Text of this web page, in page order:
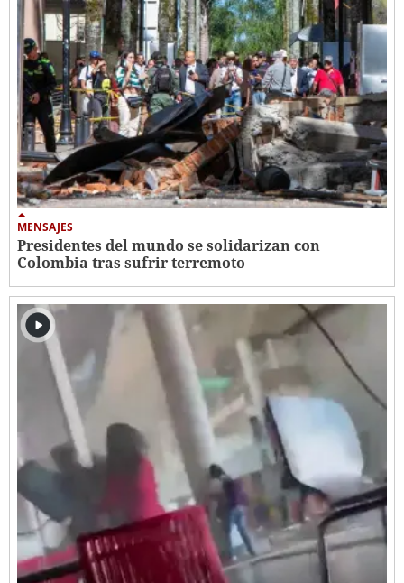
MENSAJES
Presidentes del mundo se solidarizan con
Colombia tras sufrir terremoto